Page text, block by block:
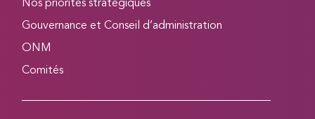
Nos priorités stratégiques
Gouvernance et Conseil d’administration
ONM
Comités